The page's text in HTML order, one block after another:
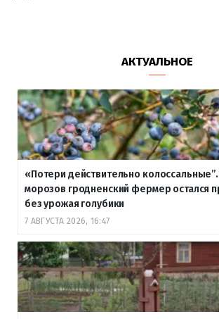
АКТУАЛЬНОЕ
«Потери действительно
морозов гродненский фермер остался
без урожая голубики
7 АВГУСТА 2026, 16:47